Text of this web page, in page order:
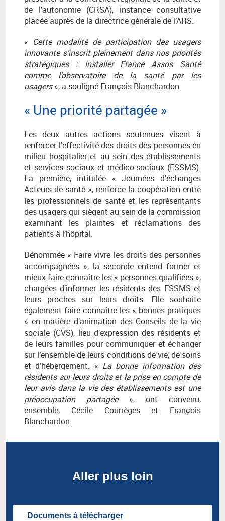
de l’autonomie (CRSA), instance consultative
placée auprès de la directrice générale de l’ARS.
« Cette modalité de participation des usagers
innovante s’inscrit pleinement dans nos priorités
stratégiques : installer France Assos Santé
comme l’observatoire de la santé par les
usagers», a souligné François Blanchardon.
« Une priorité partagée »
Les deux autres actions soutenues visent à
renforcer l’effectivité des droits des personnes en
milieu hospitalier et au sein des établissements
et services sociaux et médico-sociaux (ESSMS).
La première, intitulée « Journées d’échanges
Acteurs de santé », renforce la coopération entre
les professionnels de santé et les représentants
des usagers qui siègent au sein de la commission
examinant les plaintes et réclamations des
patients à l’hôpital.
Dénommée « Faire vivre les droits des personnes
accompagnées », la seconde entend former et
mieux faire connaître les « personnes qualifiées »,
chargées d’informer les résidents des ESSMS et
leurs proches sur leurs droits. Elle souhaite
également faire connaitre les « bonnes pratiques
» en matière d’animation des Conseils de la vie
sociale (CVS), lieu d’expression des résidents et
de leurs familles pour communiquer et échanger
sur l’ensemble de leurs conditions de vie, de soins
et d’hébergement. « La bonne information des
résidents sur leurs droits et la prise en compte de
leur avis dans la vie des établissements est une
préoccupation partagée», ont convenu,
ensemble, Cécile Courrèges et François
Blanchardon.
Aller plus loin
Documents à télécharger